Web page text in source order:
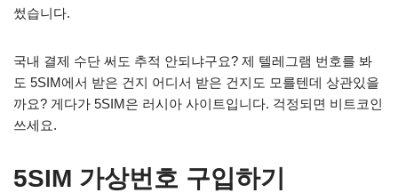
썼습니다.
국내 결제 수단 써도 추적 안되냐구요? 제 텔레그램 번호를 봐
도 5SIM에서 받은 건지 어디서 받은 건지도 모를텐데 상관있을
까요? 게다가 5SIM은 러시아 사이트입니다. 걱정되면 비트코인
쓰세요.
5SIM 가상번호 구입하기